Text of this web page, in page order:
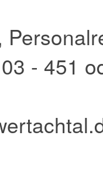
- 451